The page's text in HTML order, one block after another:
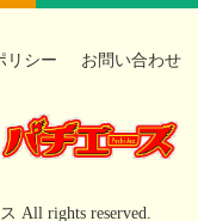
リシー お問い合わせ
All rights reserved.